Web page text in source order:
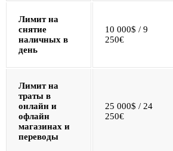
Лимит на
снятие
наличных в
день
10 000$ / 9
250€
Лимит на
траты в
онлайн и
офлайн
магазинах и
переводы
25 000$ / 24
250€